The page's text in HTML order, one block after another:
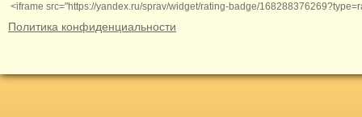
<iframe src="https://yandex.ru/sprav/widget/rating-badge/
Политика конфиденциальности